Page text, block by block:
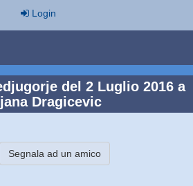
Login
del 2 Luglio 2016 a
Dragicevic
Segnala ad un amico